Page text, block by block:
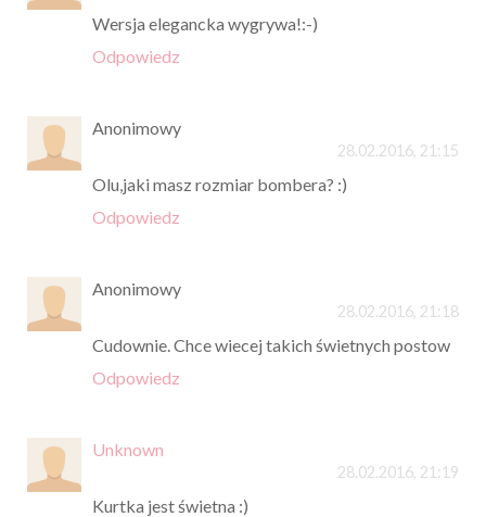
Wersja elegancka wygrywa!:-)
Odpowiedz
Anonimowy
28.02.2016, 21:15
Olu,jaki masz rozmiar bombera? :)
Odpowiedz
Anonimowy
28.02.2016, 21:18
Cudownie. Chce wiecej takich świetnych postow
Odpowiedz
Unknown
28.02.2016, 21:19
Kurtka jest świetna :)